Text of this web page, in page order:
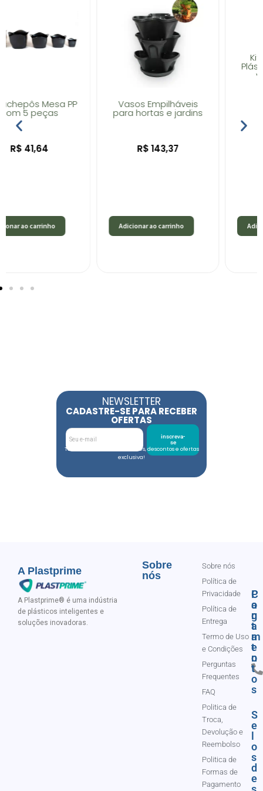
Vasos Empilháveis
para hortas e jardins
R$
Adicionar ao carrinho
Kit de Cachepôs
Plásticos – 5 vasos –
várias cores –
R$34,89
Adicionar ao carrinho
NEWSLETTER
CADASTRE-SE PARA RECEBER
OFERTAS
inscreva-
se
Toda semana tem novidades, descontos e ofertas
exclusiva!
A Plastprime
A Plastprime® é uma indústria
de plásticos inteligentes e
soluções inovadoras.
Sobre
nós
Sobre nós
Política de
Privacidade
Política de
Entrega
Termo de Uso
e Condições
Perguntas
Frequentes
FAQ
Politica de
Troca,
Devolução e
Reembolso
Politica de
Formas de
Pagamento
C
o
n
t
a
t
o
P
a
g
a
m
e
n
t
o
s
S
e
o
s
d
e